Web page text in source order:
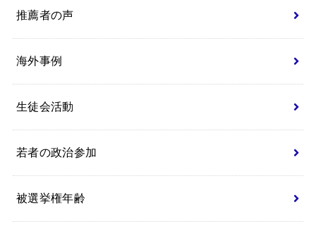
推薦者の声
海外事例
生徒会活動
若者の政治参加
被選挙権年齢